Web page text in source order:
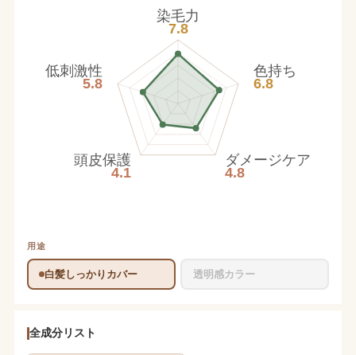
染毛力
7.8
色持ち
6.8
ダメージケア
4.8
頭皮保護
4.1
低刺激性
5.8
用途
白髪しっかりカバー 透明感カラー
全成分リスト